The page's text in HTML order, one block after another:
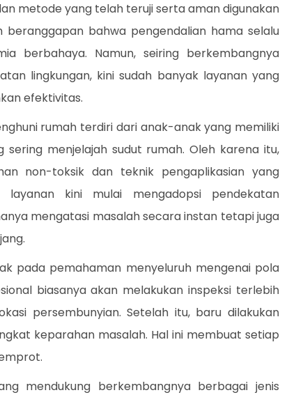
metode yang telah teruji serta aman digunakan
bahwa pengendalian hama selalu
berbahaya. Namun, seiring berkembangnya
lingkungan, kini sudah banyak layanan yang
efektivitas.
rumah terdiri dari anak-anak yang memiliki
menjelajah sudut rumah. Oleh karena itu,
non-toksik dan teknik pengaplikasian yang
kini mulai mengadopsi pendekatan
mengatasi masalah secara instan tetapi juga
pada pemahaman menyeluruh mengenai pola
biasanya akan melakukan inspeksi terlebih
persembunyian. Setelah itu, baru dilakukan
keparahan masalah. Hal ini membuat setiap
mendukung berkembangnya berbagai jenis